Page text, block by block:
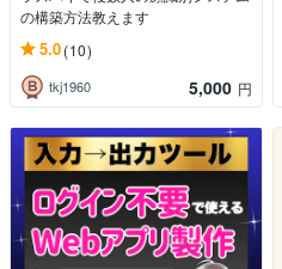
の構築方法教えます
5.0(10)
tkj1960 5,000 円